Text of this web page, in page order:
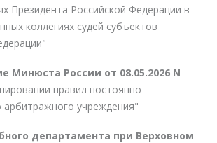
Президента Российской Федерации в
коллегиях судей субъектов
Минюста России от 08.05.2026 N
правил постоянно
арбитражного учреждения"
департамента при Верховном